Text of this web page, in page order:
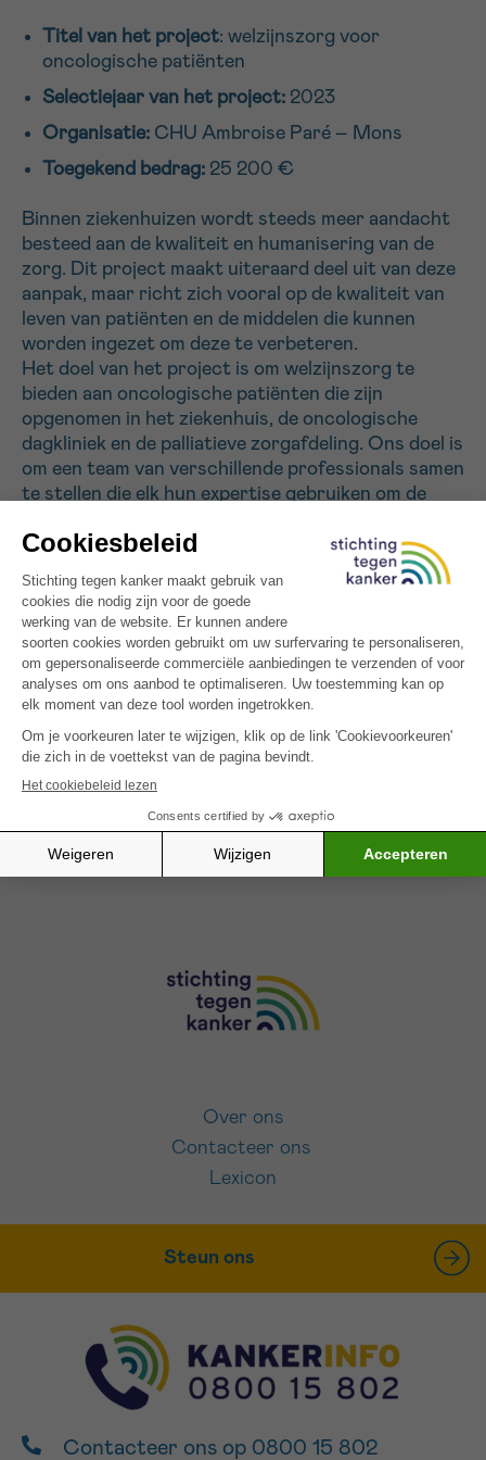
Titel van het project: welzijnszorg voor
oncologische patiënten
Selectiejaar van het project: 2023
Organisatie: CHU Ambroise Paré – Mons
Toegekend bedrag: 25 200 €
Binnen ziekenhuizen wordt steeds meer aandacht
besteed aan de kwaliteit en humanisering van de
zorg. Dit project maakt uiteraard deel uit van deze
aanpak, maar richt zich vooral op de kwaliteit van
leven van patiënten en de middelen die kunnen
worden ingezet om deze te verbeteren.
Het doel van het project is om welzijnszorg te
bieden aan oncologische patiënten die zijn
opgenomen in het ziekenhuis, de oncologische
dagkliniek en de palliatieve zorgafdeling. Ons doel is
om een team van verschillende professionals samen
te stellen die elk hun expertise gebruiken om de
te bieden.
Alle gefinancierde projecten
SCHRIJF JE IN VOOR ONZE NIEUWSBRIEF
EMAIL
MIJN VRAAG
Ja, stuur mij de nieuwsbrief
Ik aanvaard degebruiksvoorwaarden
*VERPLICHT VELD
Sturen
16h-18h
Verder
Over ons
Contacteer ons
Lexicon
Steun ons
Contacteer ons op 0800 15 802